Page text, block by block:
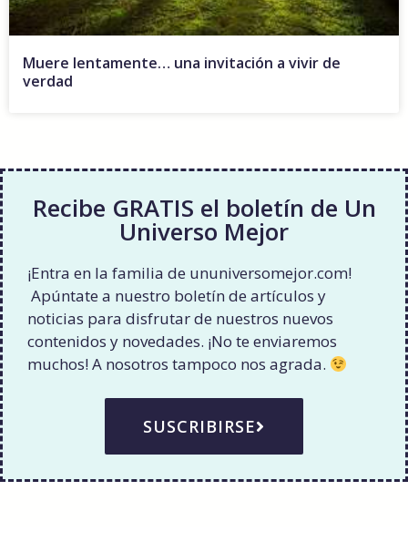
Muere lentamente… una invitación a vivir de
verdad
Recibe GRATIS el boletín de Un
Universo Mejor
¡Entra en la familia de ununiversomejor.com!
Apúntate a nuestro boletín de artículos y
noticias para disfrutar de nuestros nuevos
contenidos y novedades. ¡No te enviaremos
muchos! A nosotros tampoco nos agrada.
SUSCRIBIRSE